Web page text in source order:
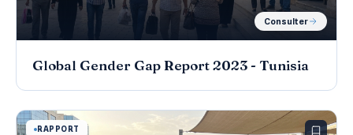
Consulter
Global Gender Gap Report 2023 - Tunisia
RAPPORT